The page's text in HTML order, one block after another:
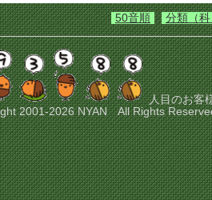
分類（
50音順
人目のお客
2001-2026 NYAN All Rights